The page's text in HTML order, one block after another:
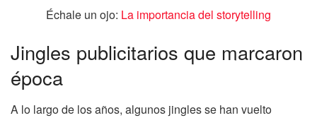
Échale un ojo: La importancia del storytelling
Jingles publicitarios que marcaron
época
A lo largo de los años, algunos jingles se han vuelto